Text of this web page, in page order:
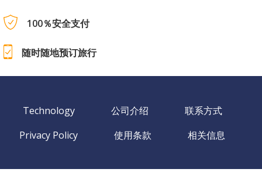
100％安全支付
随时随地预订旅行
Technology 公司介绍
联系方式
Privacy Policy
使用条款 相关信息